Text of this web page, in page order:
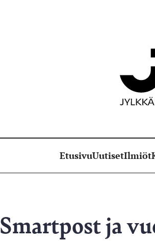
EtusivuUutisetIlmiöt
Smartpost ja